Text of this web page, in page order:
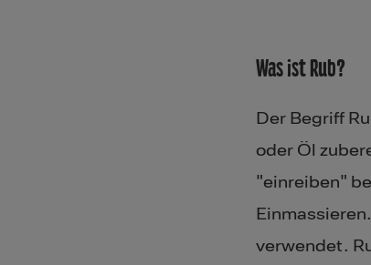
Was ist Rub?
Der Begriff
oder Öl
"einreiben"
verwendet.